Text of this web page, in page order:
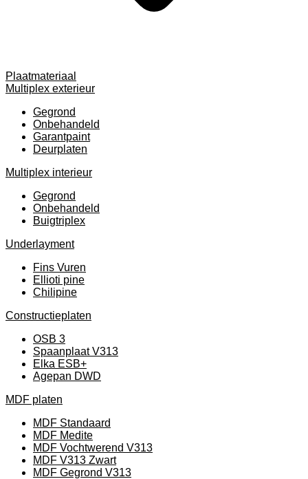
Plaatmateriaal
Multiplex exterieur
Gegrond
Onbehandeld
Garantpaint
Deurplaten
Multiplex interieur
Gegrond
Onbehandeld
Buigtriplex
Underlayment
Fins Vuren
Ellioti pine
Chilipine
Constructieplaten
OSB 3
Spaanplaat V313
Elka ESB+
Agepan DWD
MDF platen
MDF Standaard
MDF Medite
MDF Vochtwerend V313
MDF V313 Zwart
MDF Gegrond V313